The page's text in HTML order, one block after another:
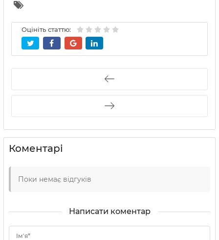
Оцініть статтю:
Коментарі
Поки немає відгуків
Написати коментар
Ім'я*